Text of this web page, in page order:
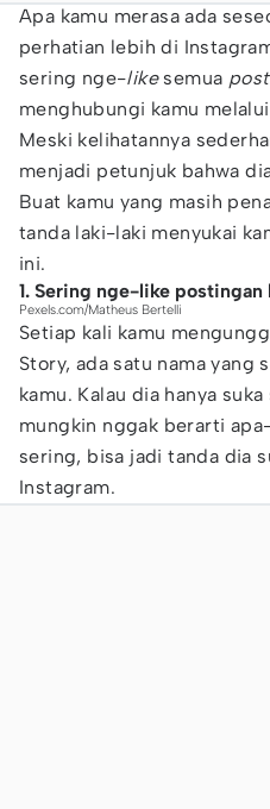
Apa kamu merasa ada
perhatian lebih di
sering nge-likesemua
menghubungi kamu melalui
Meski kelihatannya
menjadi petunjuk bahwa
Buat kamu yang masih
tanda laki-laki menyukai
ini.
1. Sering nge-like postingan
Pexels.com/Matheus Bertelli
Setiap kali kamu
Story, ada satu nama yang
kamu. Kalau dia hanya
mungkin nggak berarti
sering, bisa jadi tanda dia
Instagram.